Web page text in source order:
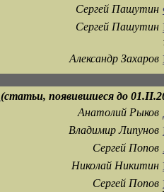
Сергей Пашутин
Сергей Пашутин
Александр Захаров
(статьи, появившиеся до
Анатолий Рыков
Владимир Липунов
Сергей Попов
Николай Никитин
Сергей Попов